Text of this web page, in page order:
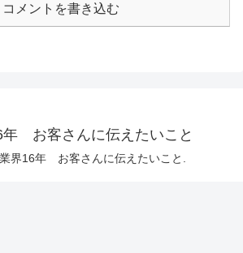
コメントを書き込む
年 お客さんに伝えたいこと
界16年 お客さんに伝えたいこと.